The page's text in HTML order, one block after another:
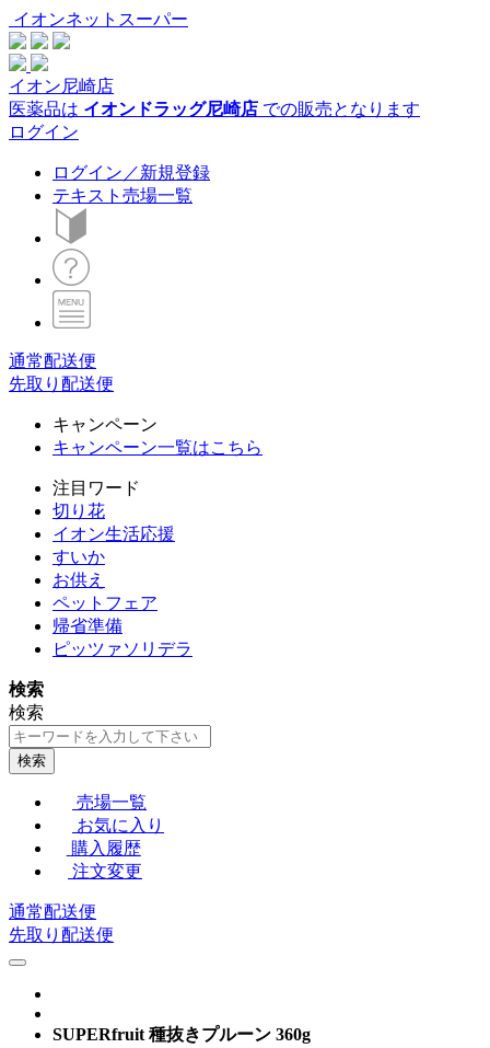
イオンネットスーパー
イオン尼崎店
医薬品は イオンドラッグ尼崎店 での販売となります
ログイン
ログイン／新規登録
テキスト売場一覧
通常配送便
先取り配送便
キャンペーン
キャンペーン一覧はこちら
注目ワード
切り花
イオン生活応援
すいか
お供え
ペットフェア
帰省準備
ピッツァソリデラ
検索
検索
検索
売場一覧
お気に入り
購入履歴
注文変更
通常配送便
先取り配送便
SUPERfruit 種抜きプルーン 360g